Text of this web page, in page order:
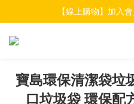
【線上購物】加入
【線上購物】加入
【線上購物】介紹好
寶島環保清潔袋垃
口垃圾袋 環保配